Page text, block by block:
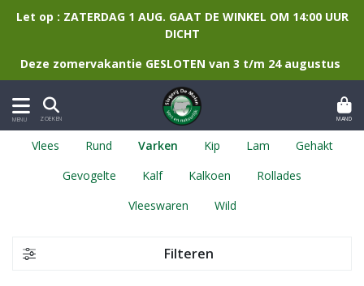
Let op : ZATERDAG 1 AUG. GAAT DE WINKEL OM 14:00 UUR
DICHT
Deze zomervakantie GESLOTEN van 3 t/m 24 augustus
MENU ZOEKEN MAND
Vlees Rund Varken Kip Lam
Gehakt
Gevogelte
Kalf Kalkoen
Rollades
Vleeswaren
Wild
Filteren